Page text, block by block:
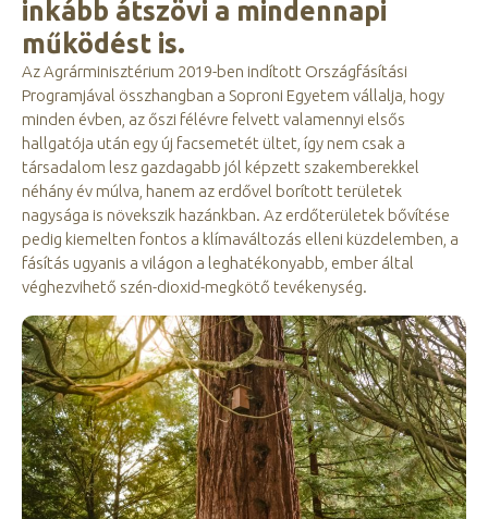
inkább átszövi a mindennapi
működést is.
Az Agrárminisztérium 2019-ben indított Országfásítási
Programjával összhangban a Soproni Egyetem vállalja, hogy
minden évben, az őszi félévre felvett valamennyi elsős
hallgatója után egy új facsemetét ültet, így nem csak a
társadalom lesz gazdagabb jól képzett szakemberekkel
néhány év múlva, hanem az erdővel borított területek
nagysága is növekszik hazánkban. Az erdőterületek bővítése
pedig kiemelten fontos a klímaváltozás elleni küzdelemben, a
fásítás ugyanis a világon a leghatékonyabb, ember által
véghezvihető szén-dioxid-megkötő tevékenység.